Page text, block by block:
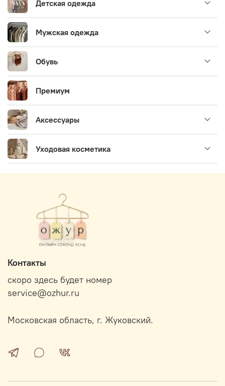
Детская одежда
Мужская одежда
Обувь
Премиум
Аксессуары
Уходовая косметика
Контакты
скоро здесь будет номер
service@ozhur.ru
Московская область, г. Жуковский.